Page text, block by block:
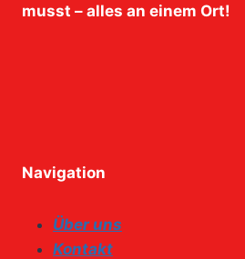
musst – alles an einem Ort!
Navigation
Über uns
Kontakt